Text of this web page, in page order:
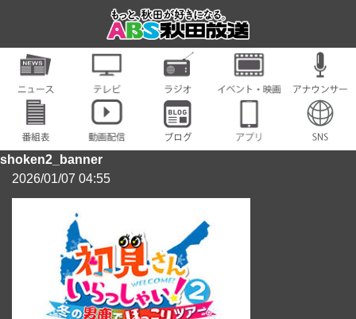
shoken2_banner
2026/01/07 04:55